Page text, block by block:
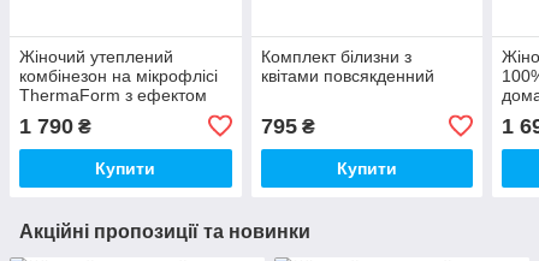
Жіночий утеплений
комбінезон на мікрофлісі
ThermaForm з ефектом
утяжки, колір Cacao Sand
1 790 ₴
Купити
Комплект білизни з
квітами повсякденний
795₴
Купити
1
Акційні пропозиції та новинки